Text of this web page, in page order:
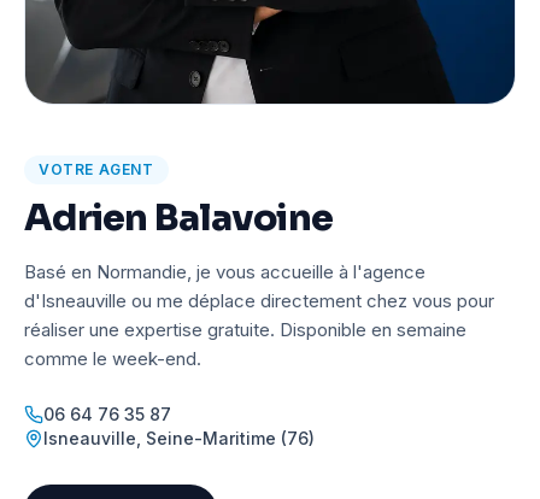
VOTRE AGENT
Adrien Balavoine
Basé en Normandie, je vous accueille à l'agence
d'Isneauville ou me déplace directement chez vous pour
réaliser une expertise gratuite. Disponible en semaine
comme le week-end.
06 64 76 35 87
Isneauville Seine-Maritime (76)